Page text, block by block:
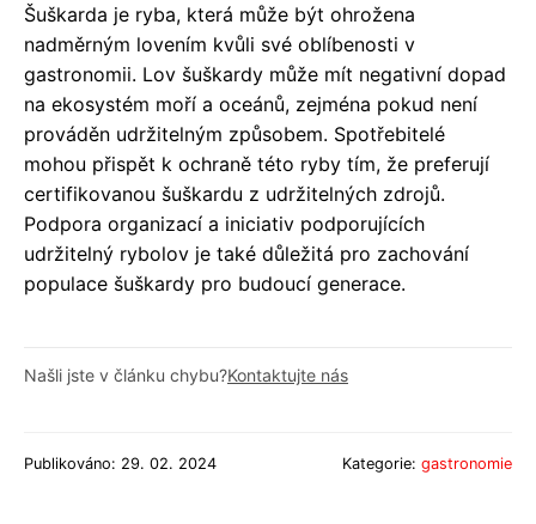
Šuškarda je ryba, která může být ohrožena
nadměrným lovením kvůli své oblíbenosti v
gastronomii. Lov šuškardy může mít negativní dopad
na ekosystém moří a oceánů, zejména pokud není
prováděn udržitelným způsobem. Spotřebitelé
mohou přispět k ochraně této ryby tím, že preferují
certifikovanou šuškardu z udržitelných zdrojů.
Podpora organizací a iniciativ podporujících
udržitelný rybolov je také důležitá pro zachování
populace šuškardy pro budoucí generace.
Našli jste v článku chybu?Kontaktujte nás
Publikováno: 29. 02. 2024 Kategorie: gastronomie